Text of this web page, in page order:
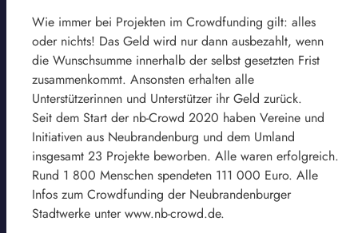
Wie immer bei Projekten im Crowdfunding gilt: alles
oder nichts! Das Geld wird nur dann ausbezahlt, wenn
die Wunschsumme innerhalb der selbst gesetzten Frist
zusammenkommt. Ansonsten erhalten alle
Unterstützerinnen und Unterstützer ihr Geld zurück.
Seit dem Start der nb-Crowd 2020 haben Vereine und
Initiativen aus Neubrandenburg und dem Umland
insgesamt 23 Projekte beworben. Alle waren erfolgreich.
Rund 1 800 Menschen spendeten 111 000 Euro. Alle
Infos zum Crowdfunding der Neubrandenburger
Stadtwerke unter www.nb-crowd.de.